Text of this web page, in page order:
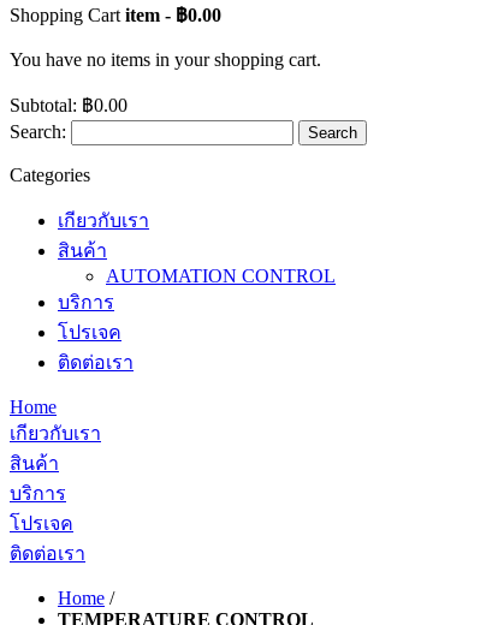
Shopping Cart item - ฿0.00
You have no items in your shopping cart.
Subtotal: ฿0.00
Search:
Search
Categories
เกียวกับเรา
สินค้า
AUTOMATION CONTROL
บริการ
โปรเจค
ติดต่อเรา
Home
เกียวกับเรา
สินค้า
บริการ
โปรเจค
ติดต่อเรา
Home /
TEMPERATURE CONTROL